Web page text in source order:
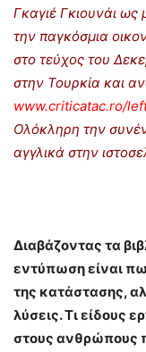
Γκαγιέ Γκιουνάι ως
την παγκόσμια
στο τεύχος του
στην Τουρκία και
www.criticatac.ro/
Ολόκληρη την
αγγλικά στην
Διαβάζοντας τα
εντύπωση είναι
της κατάστασης,
λύσεις. Τι είδους
στους ανθρώπους